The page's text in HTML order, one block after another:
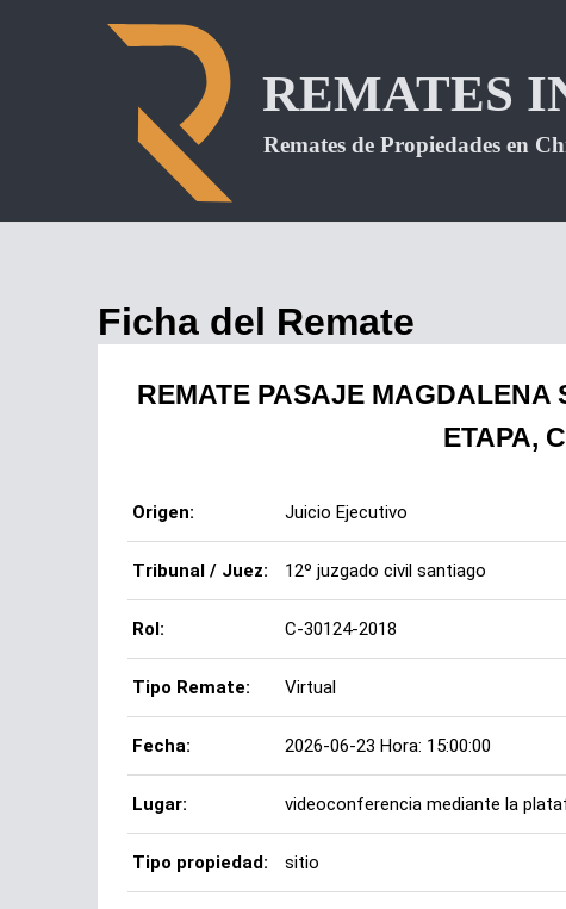
Ficha del Remate
REMATE PASAJE MAGDALENA
ETAPA,
Origen: Juicio Ejecutivo
Tribunal / Juez: 12º juzgado civil santiago
Rol: C-30124-2018
Tipo Remate: Virtual
Fecha: 2026-06-23 Hora: 15:00:00
Lugar: videoconferencia mediante la
Tipo propiedad: sitio